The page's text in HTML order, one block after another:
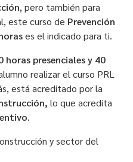
, pero también para
este curso de Prevención
es el indicado para ti.
horas presenciales y 40
realizar el curso PRL
está acreditado por la
lo que acredita
.
y sector del